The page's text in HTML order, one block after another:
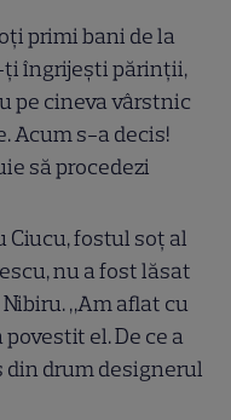
primi bani de la
îngrijești părinții,
pe cineva vârstnic
Acum s-a decis!
să procedezi
Ciucu, fostul soț al
nu a fost lăsat
„Am aflat cu
povestit el. De ce a
din drum designerul